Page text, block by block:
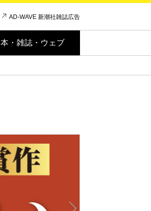
AD-WAVE 新潮社雑誌広告
本・雑誌・ウェブ